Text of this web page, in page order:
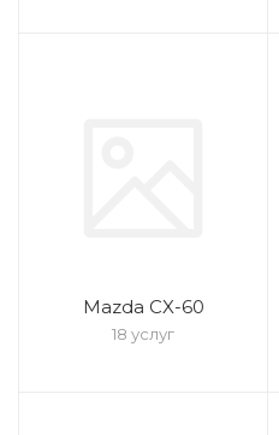
Mazda CX-60
18 услуг